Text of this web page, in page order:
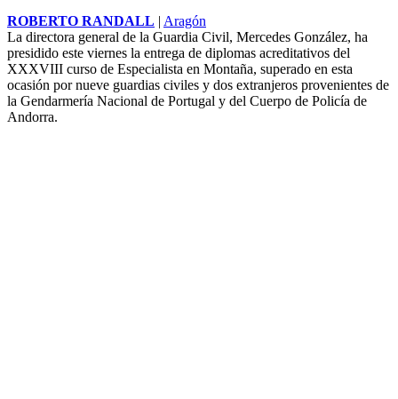
ROBERTO RANDALL
Aragón
La directora general de la Guardia Civil, Mercedes González, ha
presidido este viernes la entrega de diplomas acreditativos del
XXXVIII curso de Especialista en Montaña, superado en esta
ocasión por nueve guardias civiles y dos extranjeros provenientes de
la Gendarmería Nacional de Portugal y del Cuerpo de Policía de
Andorra.